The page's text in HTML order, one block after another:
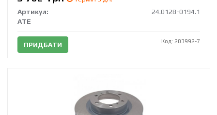
Артикул:
24.0128-0194.1
ATE
ПРИДБАТИ Код: 203992-7